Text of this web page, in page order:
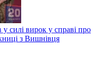
силі вирок у справі про
з Вишнівця